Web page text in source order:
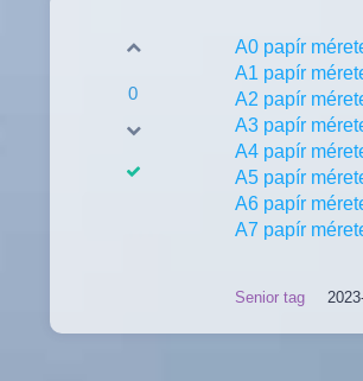
0
A0 papír
A1 papír
A2 papír
A3 papír
A4 papír
A5 papír
A6 papír
A7 papír
Senior tag